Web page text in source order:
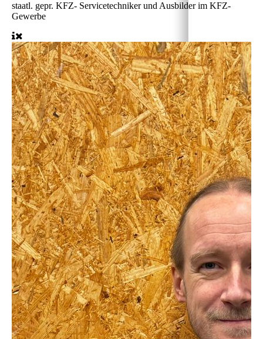
staatl. gepr. KFZ- Servicetechniker und Ausbilder im KFZ-
Gewerbe